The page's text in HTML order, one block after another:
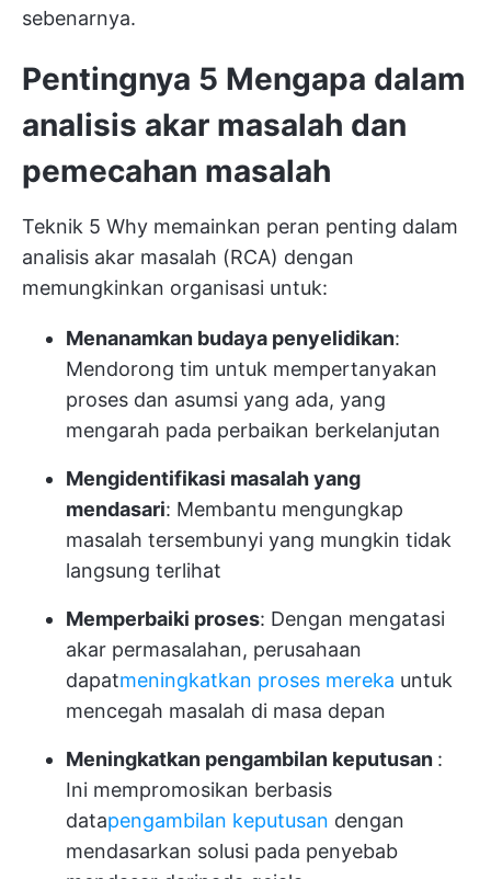
sebenarnya.
Pentingnya 5 Mengapa dalam
analisis akar masalah dan
pemecahan masalah
Teknik 5 Why memainkan peran penting dalam
analisis akar masalah (RCA) dengan
memungkinkan organisasi untuk:
Menanamkan budaya penyelidikan:
Mendorong tim untuk mempertanyakan
proses dan asumsi yang ada, yang
mengarah pada perbaikan berkelanjutan
Mengidentifikasi masalah yang
mendasari: Membantu mengungkap
masalah tersembunyi yang mungkin tidak
langsung terlihat
Memperbaiki proses: Dengan mengatasi
akar permasalahan, perusahaan
dapatmeningkatkan proses mereka untuk
mencegah masalah di masa depan
Meningkatkan pengambilan keputusan :
Ini mempromosikan berbasis
datapengambilan keputusan dengan
mendasarkan solusi pada penyebab